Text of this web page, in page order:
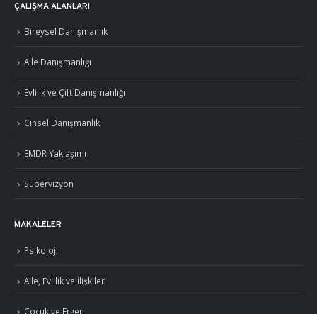
ÇALIŞMA ALANLARI
Bireysel Danışmanlık
Aile Danışmanlığı
Evlilik ve Çift Danışmanlığı
Cinsel Danışmanlık
EMDR Yaklaşımı
Süpervizyon
MAKALELER
Psikoloji
Aile, Evlilik ve İlişkiler
Çocuk ve Ergen